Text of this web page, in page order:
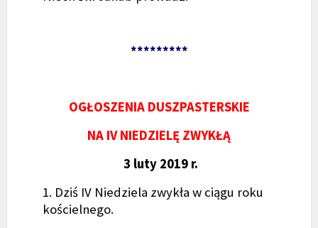
*********
OGŁOSZENIA DUSZPASTERSKIE
NA IV NIEDZIELĘ ZWYKŁĄ
3 luty 2019 r.
1. Dziś IV Niedziela zwykła w ciągu roku
kościelnego.